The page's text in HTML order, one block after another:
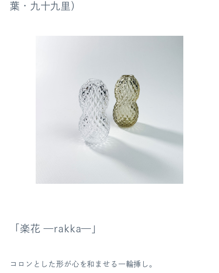
葉・九十九里）
「楽花 —rakka—」
コロンとした形が心を和ませる一輪挿し。